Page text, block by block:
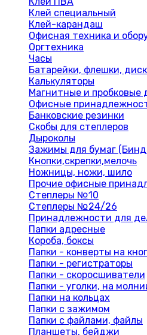
Клей специальный
Клей-карандаш
Офисная техника и
Оргтехника
Часы
Батарейки, флешки,
Калькуляторы
Магнитные и пробковые
Офисные
Банковские резинки
Скобы для степлеров
Дыроколы
Зажимы для бумаг
Кнопки,скрепки,мелочь
Ножницы, ножи, шило
Прочие офисные
Степлеры №10
Степлеры №24/26
Принадлежности для
Папки адресные
Короба, боксы
Папки - конверты на
Папки - регистраторы
Папки - скоросшиватели
Папки - уголки, на
Папки на кольцах
Папки с зажимом
Папки с файлами, файлы
Планшеты, бейджи